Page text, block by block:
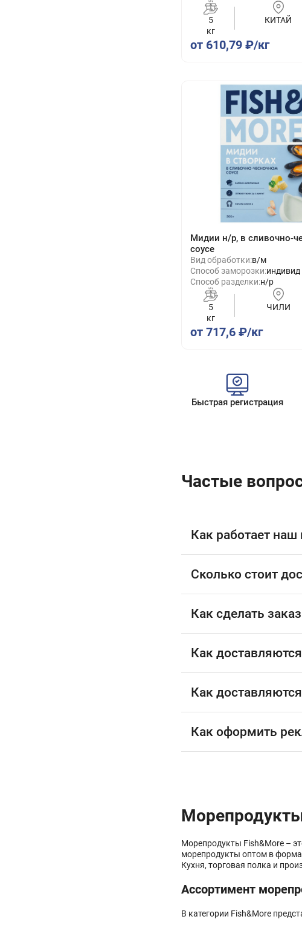
5
кг
КИТАЙ
от 610,79 ₽/кг
Мидии н/р, в сливочно-
соусе
Вид обработки:в/м
Способ заморозки:индивид
Способ разделки:н/р
5
кг
ЧИЛИ
от 717,6 ₽/кг
Быстрая регистрация
Частые
Как работает наш
Сколько стоит
Как сделать заказ
Как
Как
Как оформить
Морепродукты Fish&More –
морепродукты оптом в
Кухня, торговая полка и
Ассортимент
В категории Fish&More